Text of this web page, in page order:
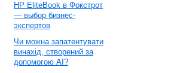
HP EliteBook в Фокстрот
— выбор бизнес-
экспертов
Чи можна запатентувати
винахід, створений за
допомогою AI?